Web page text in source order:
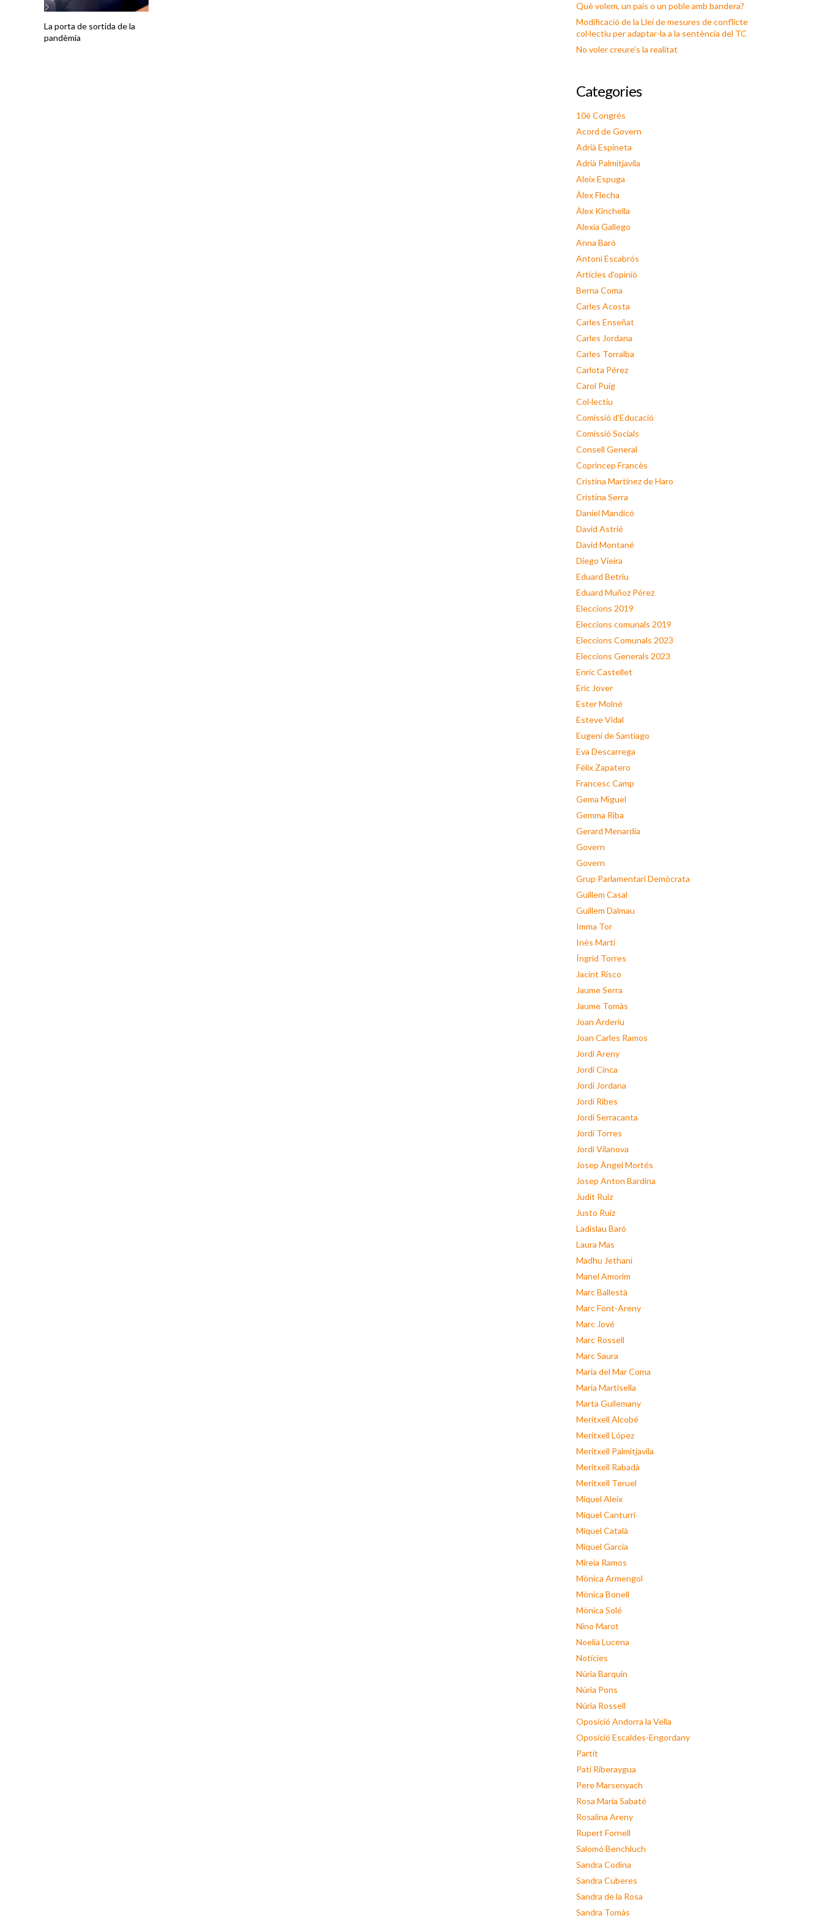
La porta de sortida de la
pandèmia
Què volem, un país o un poble amb bandera?
Modificació de la Llei de mesures de conflicte
col·lectiu per adaptar-la a la sentència del TC
No voler creure’s la realitat
Categories
10è Congrés
Acord de Govern
Adrià Espineta
Adrià Palmitjavila
Aleix Espuga
Àlex Flecha
Àlex Kinchella
Alexia Gallego
Anna Baró
Antoni Escabrós
Articles d'opinió
Berna Coma
Carles Acosta
Carles Enseñat
Carles Jordana
Carles Torralba
Carlota Pérez
Carol Puig
Col·lectiu
Comissió d'Educació
Comissió Socials
Consell General
Copríncep Francès
Cristina Martínez de Haro
Cristina Serra
Daniel Mandicó
David Astrié
David Montané
Diego Vieira
Eduard Betriu
Eduard Muñoz Pérez
Eleccions 2019
Eleccions comunals 2019
Eleccions Comunals 2023
Eleccions Generals 2023
Enric Castellet
Eric Jover
Ester Molné
Esteve Vidal
Eugeni de Santiago
Eva Descarrega
Fèlix Zapatero
Francesc Camp
Gema Miguel
Gemma Riba
Gerard Menardia
Govern
Govern
Grup Parlamentari Demòcrata
Guillem Casal
Guillem Dalmau
Imma Tor
Inés Martí
Íngrid Torres
Jacint Risco
Jaume Serra
Jaume Tomàs
Joan Arderiu
Joan Carles Ramos
Jordi Areny
Jordi Cinca
Jordi Jordana
Jordi Ribes
Jordi Serracanta
Jordi Torres
Jordi Vilanova
Josep Àngel Mortés
Josep Anton Bardina
Judit Ruiz
Justo Ruiz
Ladislau Baró
Laura Mas
Madhu Jethani
Manel Amorim
Marc Ballestà
Marc Font-Areny
Marc Jové
Marc Rossell
Marc Saura
Maria del Mar Coma
Maria Martisella
Marta Guilemany
Meritxell Alcobé
Meritxell López
Meritxell Palmitjavila
Meritxell Rabadà
Meritxell Teruel
Miquel Aleix
Miquel Canturri
Miquel Català
Miquel Garcia
Mireia Ramos
Mònica Armengol
Mònica Bonell
Mònica Solé
Nino Marot
Noelia Lucena
Notícies
Núria Barquín
Núria Pons
Núria Rossell
Oposició Andorra la Vella
Oposició Escaldes-Engordany
Partit
Pati Riberaygua
Pere Marsenyach
Rosa Maria Sabaté
Rosalina Areny
Rupert Fornell
Salomó Benchluch
Sandra Codina
Sandra Cuberes
Sandra de la Rosa
Sandra Tomàs